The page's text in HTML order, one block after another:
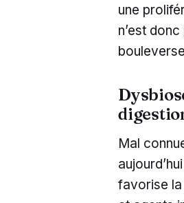
une
n’est
Mal
favorise la